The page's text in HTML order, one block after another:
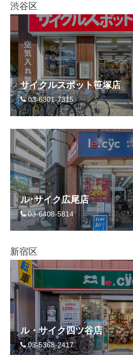
渋谷区
サイクルスポット笹塚店
03-6301-7315
ル･サイク広尾店
03-6408-5814
新宿区
ル・サイク四ツ谷店
03-5368-2417